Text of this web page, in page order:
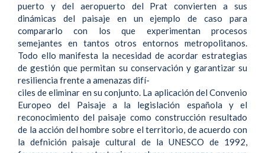
puerto y del aeropuerto del Prat convierten a sus
dinámicas del paisaje en un ejemplo de caso para
compararlo con los que experimentan procesos
semejantes en tantos otros entornos metropolitanos.
Todo ello manifesta la necesidad de acordar estrategias
de gestión que permitan su conservación y garantizar su
resiliencia frente a amenazas difí-
ciles de eliminar en su conjunto. La aplicación del Convenio
Europeo del Paisaje a la legislación española y el
reconocimiento del paisaje como construcción resultado
de la acción del hombre sobre el territorio, de acuerdo con
la defnición paisaje cultural de la UNESCO de 1992,